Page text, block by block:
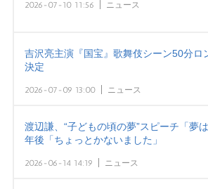
2026-07-10 11:56 ニュース
吉沢亮主演『国宝』歌舞伎シーン50分
決定
2026-07-09 13:00 ニュース
渡辺謙、“子どもの頃の夢”スピーチ「
年後「ちょっとかないました」
2026-06-14 14:19 ニュース